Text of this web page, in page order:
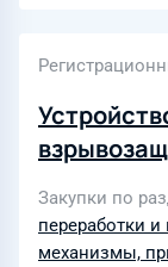
Закупки по
переработки
механизмы,